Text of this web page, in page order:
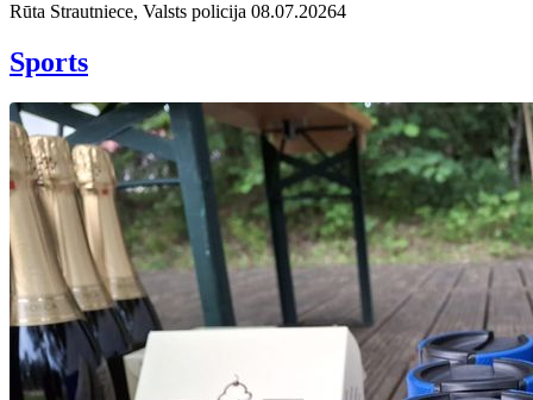
Rūta Strautniece, Valsts policija 08.07.20264
Sports